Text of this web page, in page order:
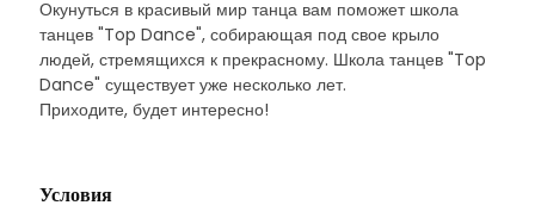
Окунуться в красивый мир танца вам поможет школа
танцев "Top Dance", собирающая под свое крыло
людей, стремящихся к прекрасному. Школа танцев "Top
Dance" существует уже несколько лет.
Приходите, будет интересно!
Условия